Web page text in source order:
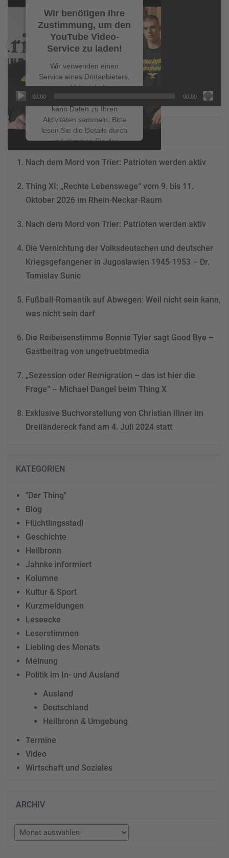
Player
Wir benötigen Ihre
Zustimmung, um den
YouTube Video-
Service zu laden!
Wir verwenden einen
Service eines Drittanbieters,
um Videoinhalte
einzubetten. Dieser Service
kann Daten zu Ihren
Aktivitäten sammeln. Bitte
lesen Sie die Details durch
und stimmen Sie der
Nutzung des Service zu, um
dieses Video anzusehen.
Mehr Informationen
Consent Management
&
00:00 00:00
NEUESTE BEITRÄGE
Nach dem Mord von Trier: Patrioten werden aktiv
Thing XI: „Rechte Lebenswege“ vom 9. bis 11.
Oktober 2026 im Rhein-Neckar-Raum
Nach dem Mord von Trier: Patrioten werden aktiv
Die Vernichtung der Volksdeutschen und deutscher
Kriegsgefangener in Jugoslawien 1945-1953 – Dr.
Tomislav Sunic
Fußball-Romantik auf Abwegen: Weil nicht sein kann,
was nicht sein darf
Die Reibeisenstimme Bonnie Tyler sagt Good Bye –
Gastbeitrag von ungetruebtmedia
„Sezession oder Remigration – das ist hier die
Frage“ – Michael Dangel beim Thing X
Exklusive Buchvorstellung von Christian Illner im
Dreiländereck fand am 4. Juli 2024 statt
KATEGORIEN
"Der Thing"
Blog
Flüchtlingsstadl
Geschichte
Heilbronn
Jahnke informiert
Kolumne
Kultur & Sport
Kurzmeldungen
Leseecke
Leserstimmen
Liebling des Monats
Meinung
Politik im In- und Ausland
Ausland
Deutschland
Heilbronn & Umgebung
Termine
Video
Wirtschaft und Soziales
ARCHIV
Archiv